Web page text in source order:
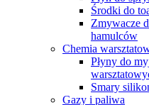
Środki do
Zmywacze
hamulców
Chemia
Płyny do
Smary
Gazy i paliwa